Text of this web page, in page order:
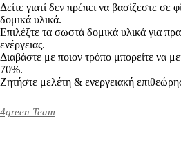
Δείτε γιατί δεν πρέπει να βασίζεστε σε
δομικά υλικά.
Επιλέξτε τα σωστά δομικά υλικά για
ενέργειας.
Διαβάστε με ποιον τρόπο μπορείτε να
70%.
Ζητήστε μελέτη & ενεργειακή
4green Team